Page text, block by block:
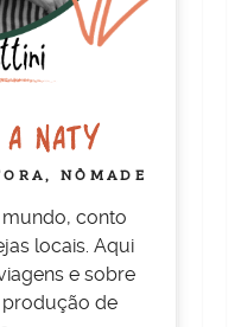
NATY
NÔMADE
mundo, conto
locais. Aqui
e sobre
de